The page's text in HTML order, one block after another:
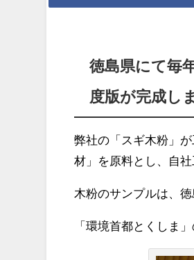
徳島県にて毎
度版が完成し
弊社の「スギ木粉」
材」を原料とし、自
木粉のサンプルは、
「環境首都とくしま